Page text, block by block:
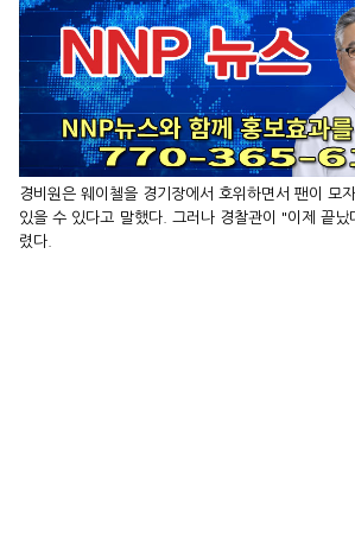
경비원은 웨이첼을 경기장에서 호위하면서 팬이 모
있을 수 있다고 말했다. 그러나 경찰관이 "이제 끝
렸다.